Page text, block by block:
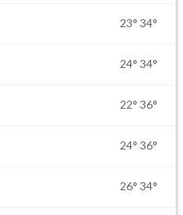
23° 34°
24° 34°
22° 36°
24° 36°
26° 34°